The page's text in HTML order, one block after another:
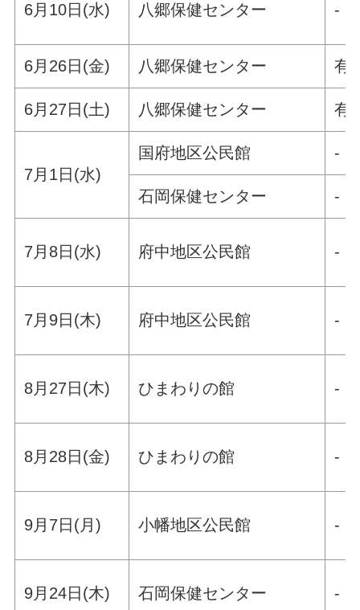
6月10日(水) 八郷保健センター -
6月26日(金) 八郷保健センター 有
6月27日(土) 八郷保健センター 有
7月1日(水)
国府地区公民館 -
石岡保健センター -
7月8日(水) 府中地区公民館 -
7月9日(木) 府中地区公民館 -
8月27日(木) ひまわりの館 -
8月28日(金) ひまわりの館 -
9月7日(月) 小幡地区公民館 -
9月24日(木) 石岡保健センター -